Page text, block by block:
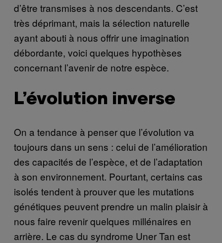
d’être transmises à nos descendants. C’est
très déprimant, mais la sélection naturelle
ayant abouti à nous offrir une imagination
débordante, voici quelques hypothèses
concernant l’avenir de notre espèce.
L’évolution inverse
On a tendance à penser que l’évolution va
toujours dans un sens : celui de l’amélioration
des capacités de l’espèce, et de l’adaptation
à son environnement. Pourtant, certains cas
isolés tendent à prouver que les mutations
génétiques peuvent prendre un malin plaisir à
nous faire revenir quelques millénaires en
arrière. Le cas du syndrome Uner Tan est